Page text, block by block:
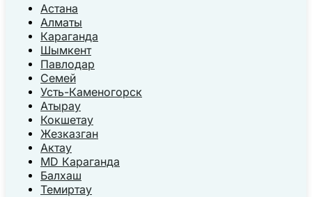
Астана
Алматы
Караганда
Шымкент
Павлодар
Семей
Усть-Каменогорск
Атырау
Кокшетау
Жезказган
Актау
MD Караганда
Балхаш
Темиртау